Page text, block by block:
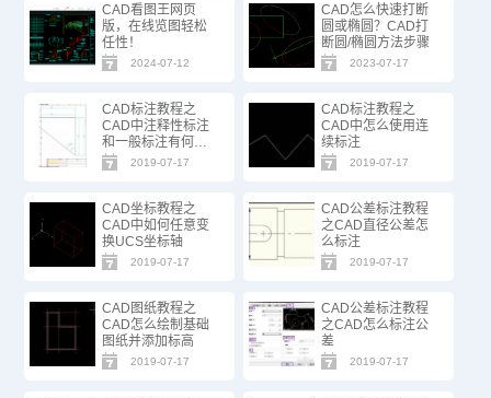
CAD看图王网页
版，在线览图轻松
任性！
2024-07-12
CAD怎么快速打断
圆或椭圆？CAD打
断圆/椭圆方法步骤
2023-07-17
CAD标注教程之
CAD中注释性标注
和一般标注有何不
同
2019-07-17
CAD标注教程之
CAD中怎么使用连
续标注
2019-07-17
CAD坐标教程之
CAD中如何任意变
换UCS坐标轴
2019-07-17
CAD公差标注教程
之CAD直径公差怎
么标注
2019-07-17
CAD图纸教程之
CAD怎么绘制基础
图纸并添加标高
2019-07-17
CAD公差标注教程
之CAD怎么标注公
差
2019-07-17